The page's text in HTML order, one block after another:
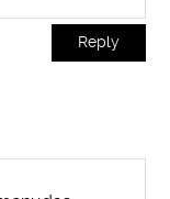
Reply